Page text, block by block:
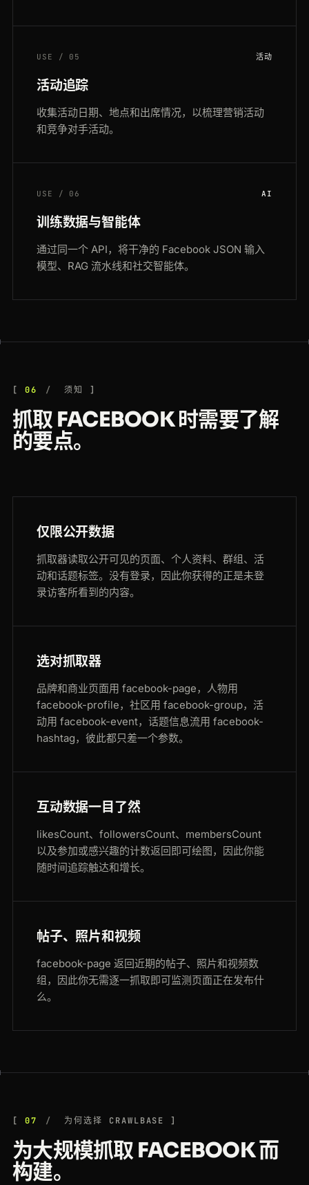
USE / 05 活动
活动追踪
收集活动日期、地点和出席情况，以梳理营销活动
和竞争对手活动。
USE / 06 AI
训练数据与智能体
通过同一个 API，将干净的 Facebook JSON 输入
模型、RAG 流水线和社交智能体。
06 须知
抓取 FACEBOOK 时需要了解
的要点。
仅限公开数据
抓取器读取公开可见的页面、个人资料、群组、活
动和话题标签。没有登录，因此你获得的正是未登
录访客所看到的内容。
选对抓取器
品牌和商业页面用 facebook-page，人物用
facebook-profile，社区用 facebook-group，活
动用 facebook-event，话题信息流用 facebook-
hashtag，彼此都只差一个参数。
互动数据一目了然
likesCount、followersCount、membersCount
以及参加或感兴趣的计数返回即可绘图，因此你能
随时间追踪触达和增长。
帖子、照片和视频
facebook-page 返回近期的帖子、照片和视频数
组，因此你无需逐一抓取即可监测页面正在发布什
么。
07 为何选择 CRAWLBASE
为大规模抓取 FACEBOOK 而
构建。